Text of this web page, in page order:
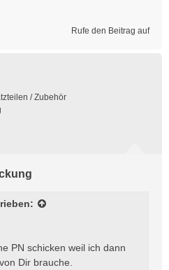
Rufe den Beitrag auf
/ Zubehör
PN schicken weil ich dann
Dir brauche.